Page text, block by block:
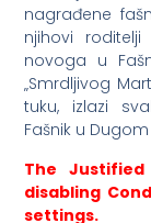
nagrađene
njihovi
novoga u
„Smrdljivog
tuku, izlazi
Fašnik u
The
disabling
settings.